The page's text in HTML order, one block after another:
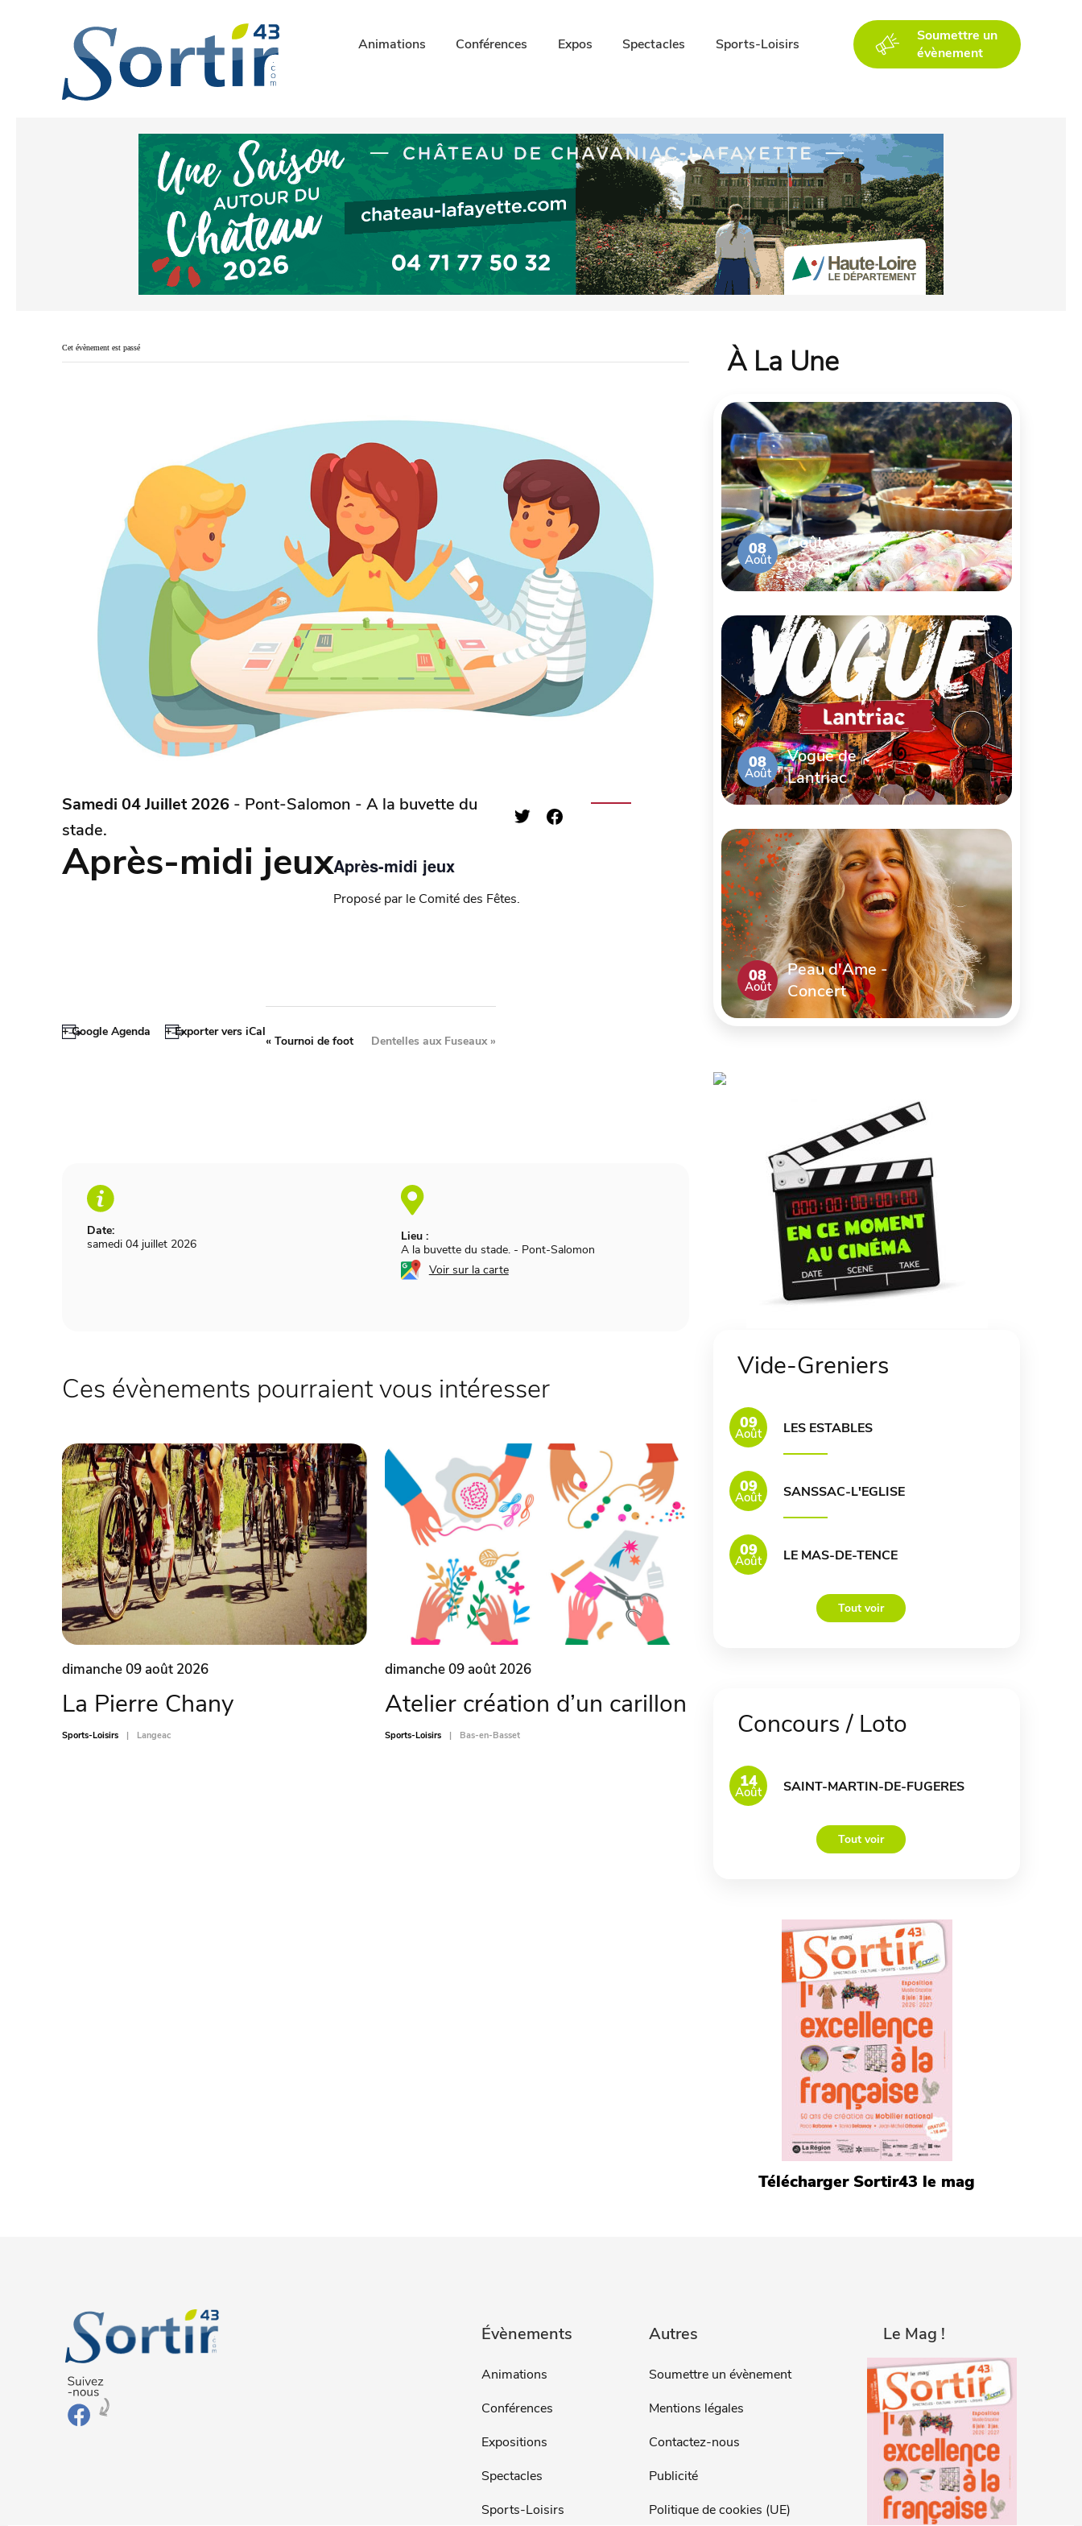
Animations Conférences Expos Spectacles Sports-Loisirs
Soumettre un
évènement
Cet évènement est passé
Samedi 04 Juillet 2026 - Pont-Salomon - A la buvette du
stade.
Après-midi jeuxAprès-midi jeux
Proposé par le Comité des Fêtes.
+ Google Agenda + Exporter vers iCal
Date:
samedi 04 juillet 2026
Lieu :
A la buvette du stade. - Pont-Salomon
Voir sur la carte
«Tournoi de foot Dentelles aux Fuseaux»
Ces évènements pourraient vous intéresser
dimanche 09 août 2026
La Pierre Chany
Sports-Loisirs Langeac
dimanche 09 août 2026
Atelier création d’un carillon
Sports-Loisirs Bas-en-Basset
À La Une
08
Août
Goûter le
paysage
08
Août
Vogue de
Lantriac
08
Août
Peau d'Ame -
Concert
Vide-Greniers
09
Août LES ESTABLES
09
Août SANSSAC-L'EGLISE
09
Août LE MAS-DE-TENCE
Tout voir
Concours / Loto
14
Août SAINT-MARTIN-DE-FUGERES
Tout voir
Télécharger Sortir43 le mag
Évènements
Animations
Conférences
Expositions
Spectacles
Sports-Loisirs
Autres
Soumettre un évènement
Mentions légales
Contactez-nous
Publicité
Politique de cookies (UE)
Le Mag !